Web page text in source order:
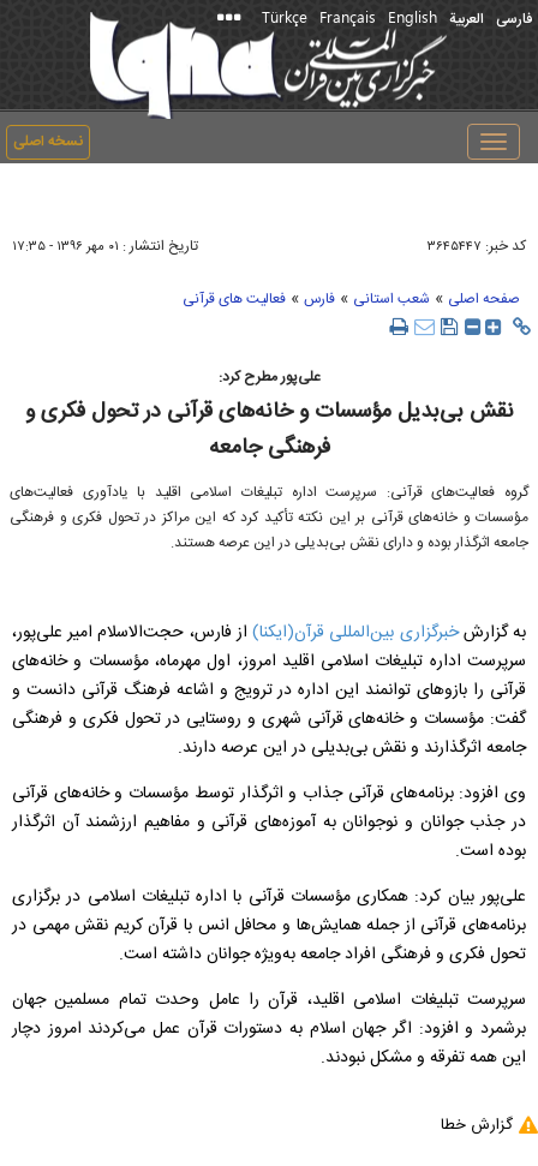
فارسی العربیة English
Français
Türkçe
نسخه اصلی
Toggle
navigation
کد خبر: ۳۶۴۵۴۴۷ تاریخ انتشار : ۰۱ مهر ۱۳۹۶ - ۱۷:۳۵
صفحه اصلی » شعب استانی » فارس » فعالیت های قرآنی
علی‌پور مطرح كرد:
نقش ‌بی‌بدیل مؤسسات و خانه‌های قرآنی در تحول فكری و
فرهنگی جامعه
گروه فعالیت‌های قرآنی: سرپرست اداره تبلیغات اسلامی اقلید با یادآوری فعالیت‌های
مؤسسات و خانه‌های قرآنی بر این نكته تأكید كرد كه این مراكز در تحول فكری و فرهنگی
جامعه اثرگذار بوده و دارای نقش بی‌بدیلی در این عرصه هستند.
به گزارشخبرگزاری بین‌المللی قرآن(ایكنا)از فارس، حجت‌الاسلام امیر علی‌پور،
سرپرست اداره تبلیغات اسلامی اقلید امروز، اول مهرماه، مؤسسات و خانه‌های
قرآنی را بازوهای توانمند این اداره در ترویج و اشاعه فرهنگ قرآنی دانست و
گفت: مؤسسات و خانه‌های قرآنی شهری و روستایی در تحول فکری و فرهنگی
جامعه اثرگذارند و نقش بی‌بدیلی در این عرصه دارند.
وی افزود:‌ برنامه‌های قرآنی جذاب و اثرگذار توسط مؤسسات و خانه‌های قرآنی
در جذب جوانان و نوجوانان به آموزه‌های قرآنی و مفاهیم ارزشمند آن اثرگذار
بوده است.
علی‌پور بیان كرد: همکاری مؤسسات قرآنی با اداره تبلیغات اسلامی در برگزاری
برنامه‌های قرآنی از جمله همایش‌ها و محافل انس با قرآن کریم نقش مهمی در
تحول فکری و فرهنگی افراد جامعه به‌ویژه جوانان داشته است.
سرپرست تبلیغات اسلامی اقلید، قرآن را عامل وحدت تمام مسلمین جهان
برشمرد و افزود: اگر جهان اسلام به دستورات قرآن عمل می‌کردند امروز دچار
این همه تفرقه و مشکل نبودند.
گزارش خطا